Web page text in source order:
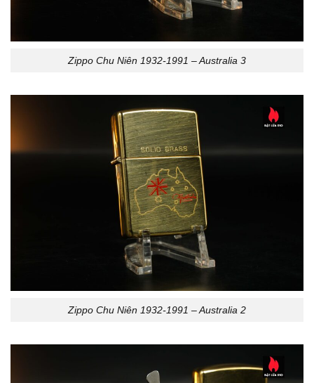
Zippo Chu Niên 1932-1991 – Australia 3
Zippo Chu Niên 1932-1991 – Australia 2